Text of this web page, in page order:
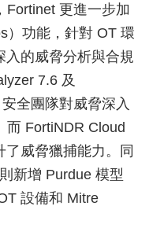
Fortinet 更進一步加
）功能，針對 OT 環
入的威脅分析與合規
7.6 及
全團隊對威脅深入
而 FortiNDR Cloud
威脅獵捕能力。同
新增 Purdue 模型
設備和 Mitre